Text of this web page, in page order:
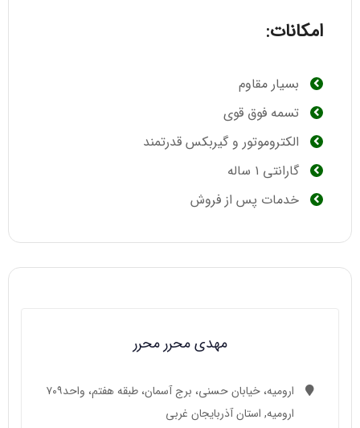
امکانات:
بسیار مقاوم
تسمه فوق قوی
الکتروموتور و گیربکس قدرتمند
گارانتی ۱ ساله
خدمات پس از فروش
مهدی محرر محرر
ارومیه، خیابان حسنی، برج آسمان، طبقه هفتم، واحد۷۰۹
ارومیه, استان آذربایجان غربی